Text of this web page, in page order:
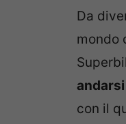
Da
mondo
con il